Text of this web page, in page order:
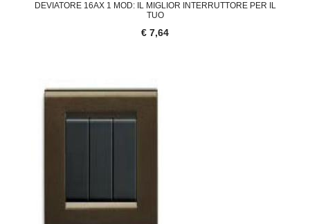
DEVIATORE 16AX 1 MOD: IL MIGLIOR INTERRUTTORE PER IL
TUO
€ 7,64